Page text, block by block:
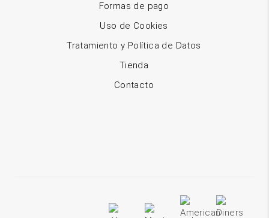
Formas de pago
Uso de Cookies
Tratamiento y Política de Datos
Tienda
Contacto